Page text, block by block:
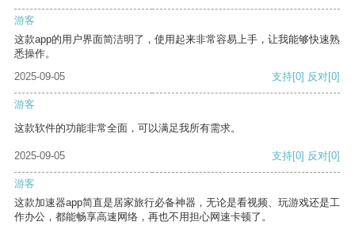
游客
这款app的用户界面简洁明了，使用起来非常容易上手，让我能够快速熟
悉操作。
2025-09-05
支持[0] 反对[0]
游客
这款软件的功能非常全面，可以满足我所有需求。
2025-09-05 支持[0] 反对[0]
游客
这款加速器app简直是居家旅行必备神器，无论是看视频、玩游戏还是工
作办公，都能畅享高速网络，再也不用担心网速卡顿了。